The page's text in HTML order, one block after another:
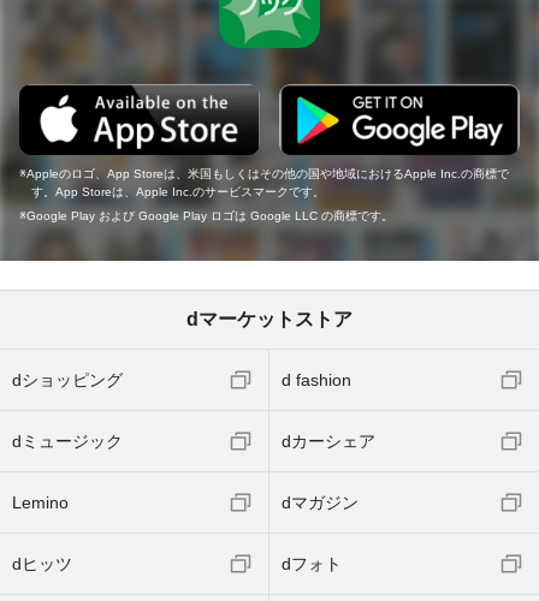
Appleのロゴ、App Storeは、米国もしくはその他の国や地域におけるApple Inc.の商標で
す。App Storeは、Apple Inc.のサービスマークです。
Google Play および Google Play ロゴは Google LLC の商標です。
dマーケットストア
dショッピング d fashion
dミュージック dカーシェア
Lemino dマガジン
dヒッツ dフォト